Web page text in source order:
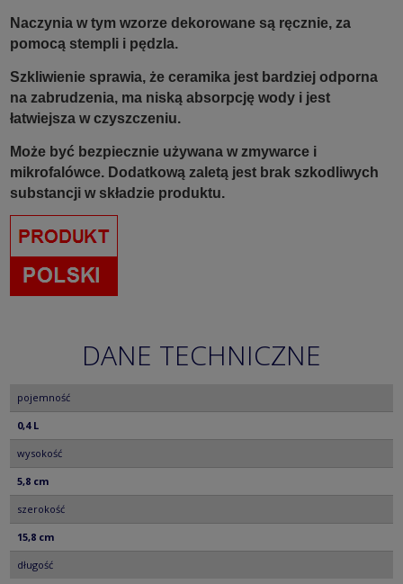
Naczynia w tym wzorze dekorowane są ręcznie, za
pomocą stempli i pędzla.
Szkliwienie sprawia, że ceramika jest bardziej odporna
na zabrudzenia, ma niską absorpcję wody i jest
łatwiejsza w czyszczeniu.
Może być bezpiecznie używana w zmywarce i
mikrofalówce. Dodatkową zaletą jest brak szkodliwych
substancji w składzie produktu.
DANE TECHNICZNE
pojemność
0,4 L
wysokość
5,8 cm
szerokość
15,8 cm
długość